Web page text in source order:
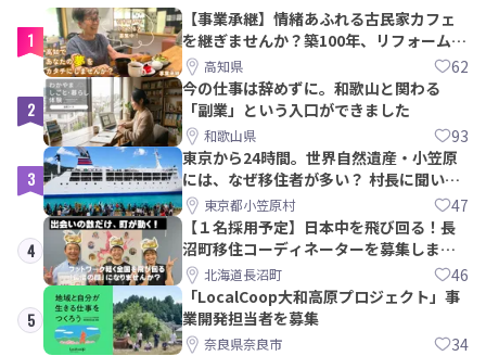
1
【事業承継】情緒あふれる古民家カフェ
を継ぎませんか？築100年、リフォームか
ら約10年！
高知県 62
2
今の仕事は辞めずに。和歌山と関わる
「副業」という入口ができました
和歌山県 93
3
東京から24時間。世界自然遺産・小笠原
には、なぜ移住者が多い？ 村長に聞いて
みた東京都小笠原村 47
4
【１名採用予定】日本中を飛び回る！長
沼町移住コーディネーターを募集しま
す！北海道長沼町 46
5
「LocalCoop大和高原プロジェクト」事
業開発担当者を募集
奈良県奈良市 34